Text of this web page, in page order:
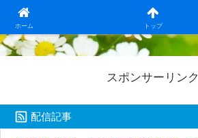
ホーム トップ
日本第一！ニュース録
スポンサーリンク
配信記事